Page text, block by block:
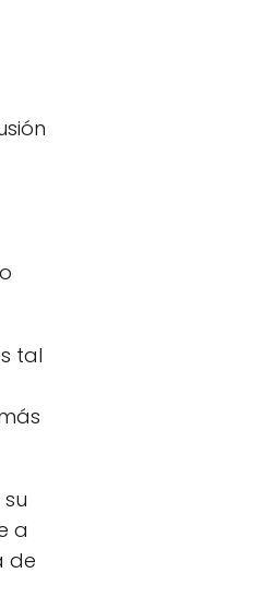
tal
a
de